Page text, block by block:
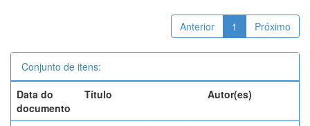
Anterior 1 Próximo
Conjunto de itens:
Data do
documento
Título Autor(es)